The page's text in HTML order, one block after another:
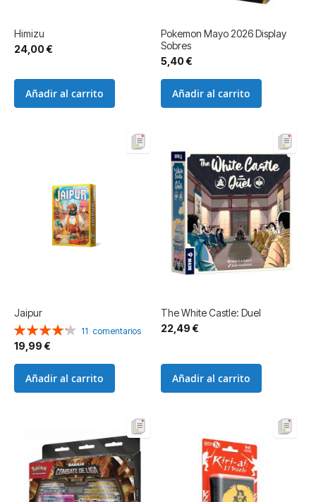
Himizu
24,00 €
Añadir al carrito
Pokemon Mayo 2026 Display
Sobres
5,40 €
Añadir al carrito
Jaipur
Valoración:
85%
11 comentarios
19,99 €
Añadir al carrito
The White Castle: Duel
22,49 €
Añadir al carrito